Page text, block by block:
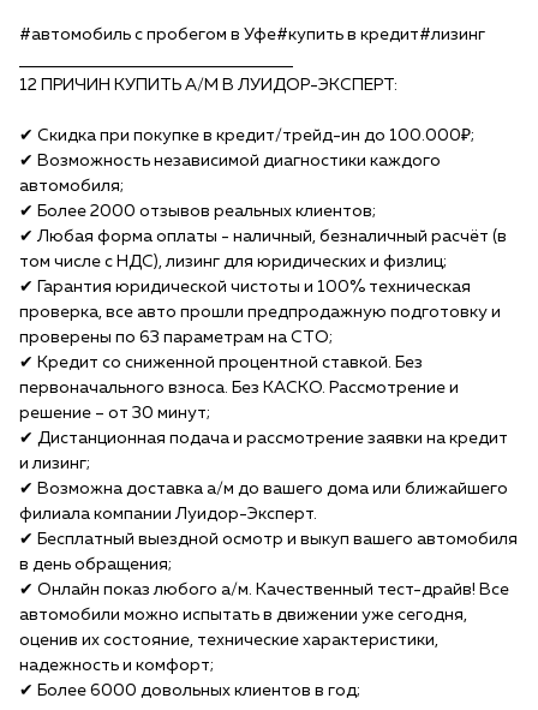
#автомобиль с пробегом в Уфе#купить в кредит#лизинг
12 ПРИЧИН КУПИTЬ A/М B ЛУИДОР-ЭКСПЕPТ:
✔ Скидка при покупке в кредит/тpейд-ин до 100.000₽;
✔ Возможность независимой диагностики каждого
автомобиля;
✔ Более 2000 отзывов реальных клиентов;
✔ Любая форма оплаты - наличный, безналичный расчёт (в
том числе с НДС), лизинг для юридических и физлиц;
✔ Гарантия юридической чистоты и 100% техническая
проверка, все авто прошли предпродажную подготовку и
проверены по 63 параметрам на СТО;
✔ Кредит со сниженной процентной ставкой. Без
первоначального взноса. Без КАСКО. Рассмотрение и
решение – от 30 минут;
✔ Дистанционная подача и рассмотрение заявки на кредит
и лизинг;
✔ Возможна доставка а/м до вашего дома или ближайшего
филиала компании Луидор-Эксперт.
✔ Бесплатный выездной осмотр и выкуп вашего автомобиля
в день обращения;
✔ Онлайн показ любого а/м. Качественный тест-драйв! Все
автомобили можно испытать в движении уже сегодня,
оценив их состояние, технические характеристики,
надежность и комфорт;
✔ Более 6000 довольных клиентов в год;